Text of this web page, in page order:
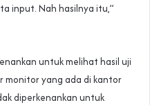
input. Nah hasilnya itu,”
untuk melihat hasil uji
monitor yang ada di kantor
diperkenankan untuk